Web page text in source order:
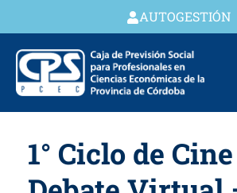
AUTOGESTIÓN
1° Ciclo de Cine